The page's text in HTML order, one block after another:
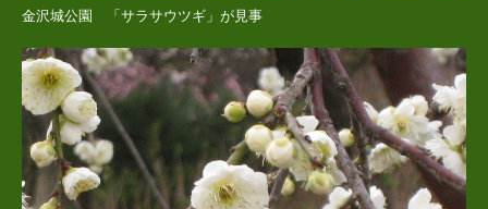
金沢城公園 「サラサウツギ」が見事